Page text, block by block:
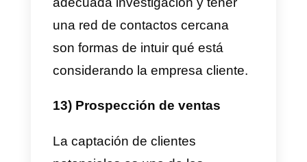
poder acudir a una reunión con
poco tiempo previo de
preparación.
a profundidad a la empresa